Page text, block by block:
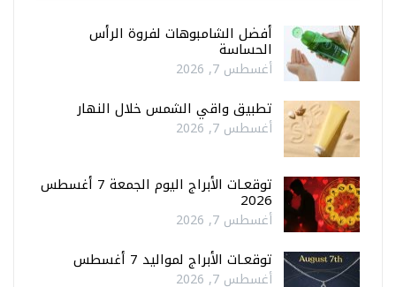
أفضل الشامبوهات لفروة الرأس
الحساسة
أغسطس 7, 2026
تطبيق واقي الشمس خلال النهار
أغسطس 7, 2026
توقعـات الأبراج اليوم الجمعة 7 أغسطس
2026
أغسطس 7, 2026
توقعـات الأبراج لمواليد 7 أغسطس
أغسطس 7, 2026